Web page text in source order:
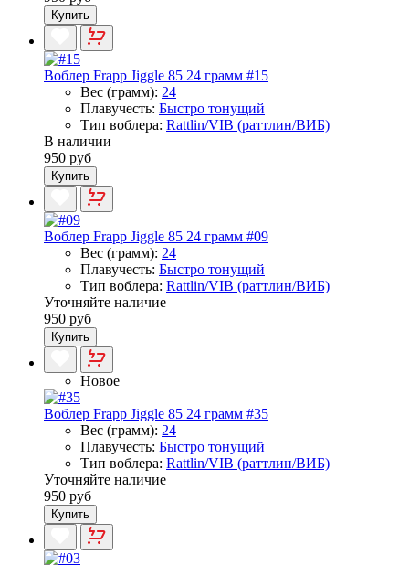
Купить
Воблер Frapp Jiggle 85 24 грамм #15
Вес (грамм): 24
Плавучесть: Быстро тонущий
Тип воблера: Rattlin/VIB (раттлин/ВИБ)
В наличии
950 руб
Купить
Воблер Frapp Jiggle 85 24 грамм #09
Вес (грамм): 24
Плавучесть: Быстро тонущий
Тип воблера: Rattlin/VIB (раттлин/ВИБ)
Уточняйте наличие
950 руб
Купить
Новое
Воблер Frapp Jiggle 85 24 грамм #35
Вес (грамм): 24
Плавучесть: Быстро тонущий
Тип воблера: Rattlin/VIB (раттлин/ВИБ)
Уточняйте наличие
950 руб
Купить